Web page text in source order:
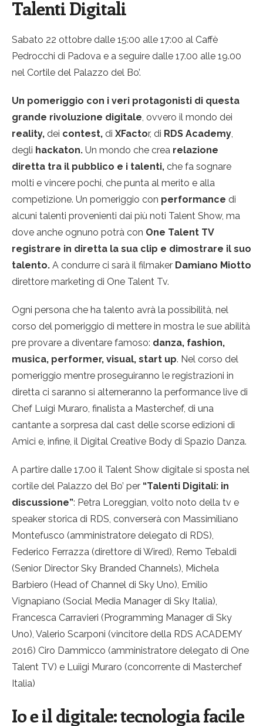
Talenti Digitali
Sabato 22 ottobre dalle 15:00 alle 17:00 al Caffè
Pedrocchi di Padova e a seguire dalle 17.00 alle 19.00
nel Cortile del Palazzo del Bo’.
Un pomeriggio con i veri protagonisti di questa
grande rivoluzione digitale, ovvero il mondo dei
reality, dei contest, di XFactor, di RDS Academy,
degli hackaton. Un mondo che crea relazione
diretta tra il pubblico e i talenti, che fa sognare
molti e vincere pochi, che punta al merito e alla
competizione. Un pomeriggio con performance di
alcuni talenti provenienti dai più noti Talent Show, ma
dove anche ognuno potrà con One Talent TV
registrare in diretta la sua clip e dimostrare il suo
talento. A condurre ci sarà il filmaker Damiano Miotto
direttore marketing di One Talent Tv.
Ogni persona che ha talento avrà la possibilità, nel
corso del pomeriggio di mettere in mostra le sue abilità
pre provare a diventare famoso: danza, fashion,
musica, performer, visual, start up. Nel corso del
pomeriggio mentre proseguiranno le registrazioni in
diretta ci saranno si alterneranno la performance live di
Chef Luigi Muraro, finalista a Masterchef, di una
cantante a sorpresa dal cast delle scorse edizioni di
Amici e, infine, il Digital Creative Body di Spazio Danza.
A partire dalle 17.00 il Talent Show digitale si sposta nel
cortile del Palazzo del Bo’ per “Talenti Digitali: in
discussione”: Petra Loreggian, volto noto della tv e
speaker storica di RDS, converserà con Massimiliano
Montefusco (amministratore delegato di RDS),
Federico Ferrazza (direttore di Wired), Remo Tebaldi
(Senior Director Sky Branded Channels), Michela
Barbiero (Head of Channel di Sky Uno), Emilio
Vignapiano (Social Media Manager di Sky Italia),
Francesca Carravieri (Programming Manager di Sky
Uno), Valerio Scarponi (vincitore della RDS ACADEMY
2016) Ciro Dammicco (amministratore delegato di One
Talent TV) e Luiigi Muraro (concorrente di Masterchef
Italia)
Io e il digitale: tecnologia facile